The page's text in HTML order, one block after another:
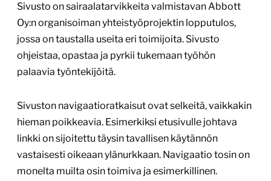
Sivusto on sairaalatarvikkeita valmistavan Abbott
Oy:n organisoiman yhteistyöprojektin lopputulos,
jossa on taustalla useita eri toimijoita. Sivusto
ohjeistaa, opastaa ja pyrkii tukemaan työhön
palaavia työntekijöitä.
Sivuston navigaatioratkaisut ovat selkeitä, vaikkakin
hieman poikkeavia. Esimerkiksi etusivulle johtava
linkki on sijoitettu täysin tavallisen käytännön
vastaisesti oikeaan ylänurkkaan. Navigaatio tosin on
monelta muilta osin toimiva ja esimerkillinen.